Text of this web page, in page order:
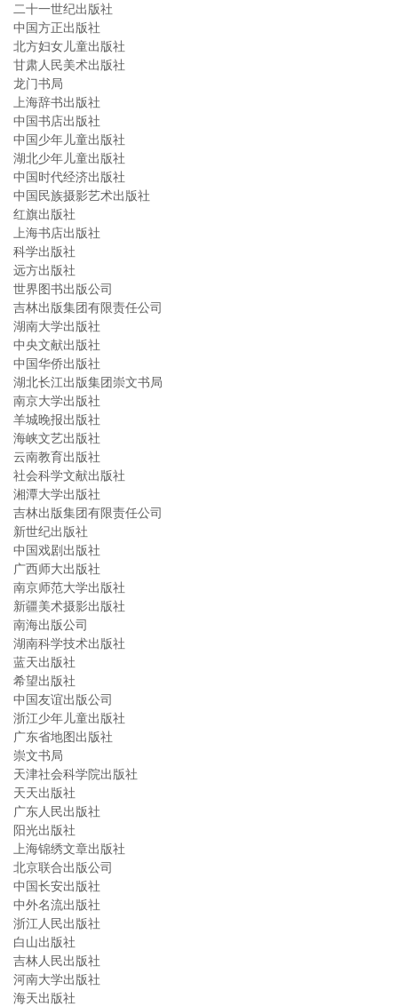
二十一世纪出版社
中国方正出版社
北方妇女儿童出版社
甘肃人民美术出版社
龙门书局
上海辞书出版社
中国书店出版社
中国少年儿童出版社
湖北少年儿童出版社
中国时代经济出版社
中国民族摄影艺术出版社
红旗出版社
上海书店出版社
科学出版社
远方出版社
世界图书出版公司
吉林出版集团有限责任公司
湖南大学出版社
中央文献出版社
中国华侨出版社
湖北长江出版集团崇文书局
南京大学出版社
羊城晚报出版社
海峡文艺出版社
云南教育出版社
社会科学文献出版社
湘潭大学出版社
吉林出版集团有限责任公司
新世纪出版社
中国戏剧出版社
广西师大出版社
南京师范大学出版社
新疆美术摄影出版社
南海出版公司
湖南科学技术出版社
蓝天出版社
希望出版社
中国友谊出版公司
浙江少年儿童出版社
广东省地图出版社
崇文书局
天津社会科学院出版社
天天出版社
广东人民出版社
阳光出版社
上海锦绣文章出版社
北京联合出版公司
中国长安出版社
中外名流出版社
浙江人民出版社
白山出版社
吉林人民出版社
河南大学出版社
海天出版社